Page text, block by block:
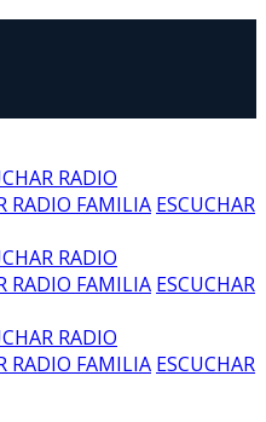
RADIO
RADIO FAMILIA ESCUCHAR
RADIO
RADIO FAMILIA ESCUCHAR
RADIO
RADIO FAMILIA ESCUCHAR